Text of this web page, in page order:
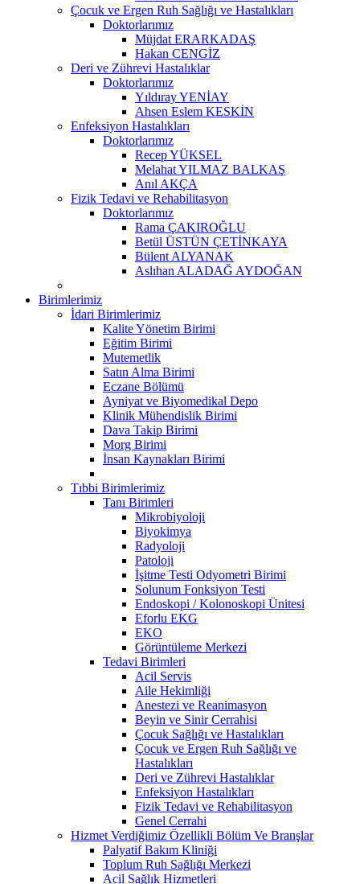
Çocuk ve Ergen Ruh Sağlığı ve Hastalıkları
Doktorlarımız
Müjdat ERARKADAŞ
Hakan CENGİZ
Deri ve Zührevi Hastalıklar
Doktorlarımız
Yıldıray YENİAY
Ahsen Eslem KESKİN
Enfeksiyon Hastalıkları
Doktorlarımız
Recep YÜKSEL
Melahat YILMAZ BALKAŞ
Anıl AKÇA
Fizik Tedavi ve Rehabilitasyon
Doktorlarımız
Rama ÇAKIROĞLU
Betül ÜSTÜN ÇETİNKAYA
Bülent ALYANAK
Aslıhan ALADAĞ AYDOĞAN
Birimlerimiz
İdari Birimlerimiz
Kalite Yönetim Birimi
Eğitim Birimi
Mutemetlik
Satın Alma Birimi
Eczane Bölümü
Ayniyat ve Biyomedikal Depo
Klinik Mühendislik Birimi
Dava Takip Birimi
Morg Birimi
İnsan Kaynakları Birimi
Tıbbi Birimlerimiz
Tanı Birimleri
Mikrobiyoloji
Biyokimya
Radyoloji
Patoloji
İşitme Testi Odyometri Birimi
Solunum Fonksiyon Testi
Endoskopi / Kolonoskopi Ünitesi
Eforlu EKG
EKO
Görüntüleme Merkezi
Tedavi Birimleri
Acil Servis
Aile Hekimliği
Anestezi ve Reanimasyon
Beyin ve Sinir Cerrahisi
Çocuk Sağlığı ve Hastalıkları
Çocuk ve Ergen Ruh Sağlığı ve
Hastalıkları
Deri ve Zührevi Hastalıklar
Enfeksiyon Hastalıkları
Fizik Tedavi ve Rehabilitasyon
Genel Cerrahi
Hizmet Verdiğimiz Özellikli Bölüm Ve Branşlar
Palyatif Bakım Kliniği
Toplum Ruh Sağlığı Merkezi
Acil Sağlık Hizmetleri